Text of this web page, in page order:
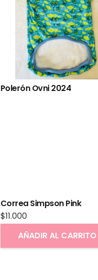
Polerón Ovni 2024
Correa Simpson Pink
$11.000
AÑADIR AL CARRITO